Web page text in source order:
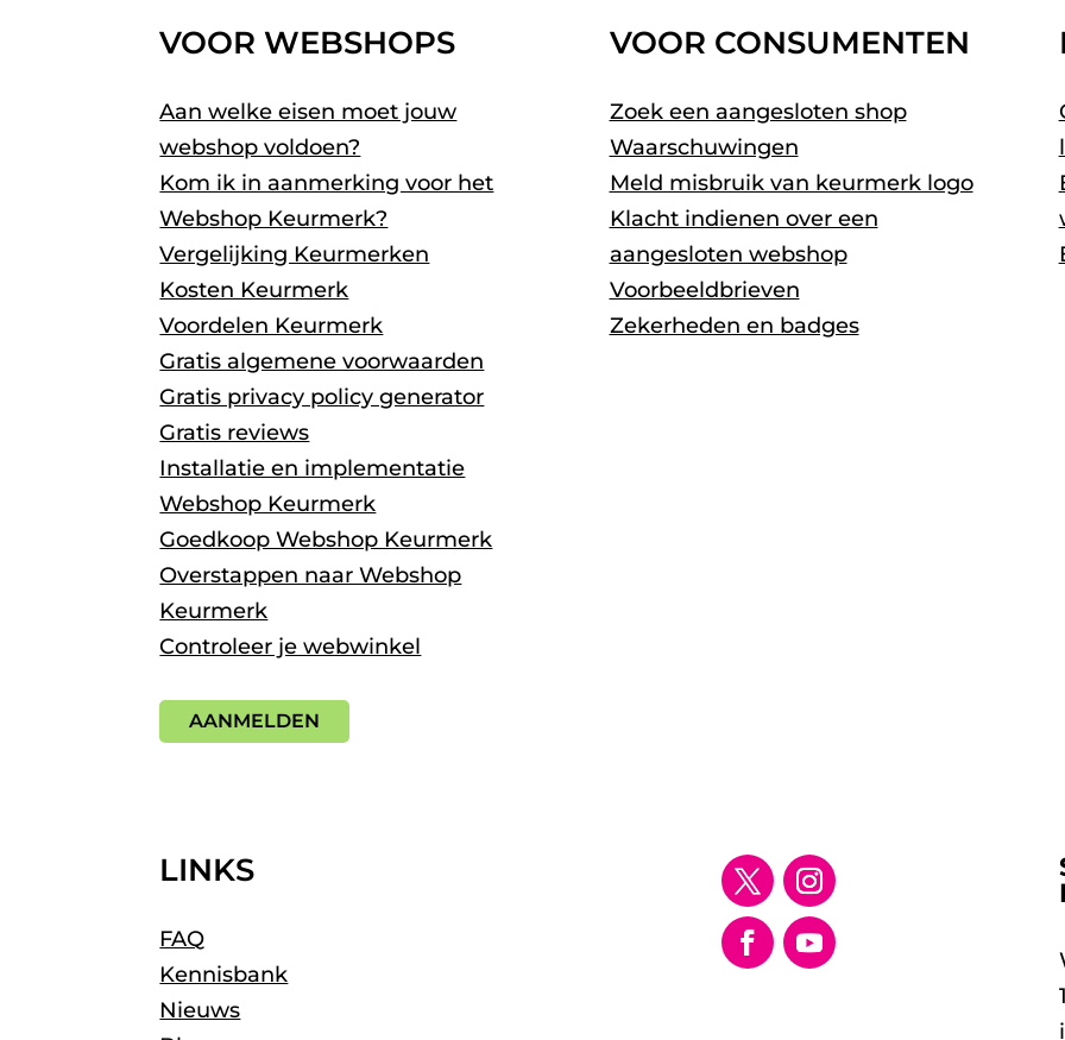
VOOR WEBSHOPS
Aan welke eisen moet jouw
webshop voldoen?
Kom ik in aanmerking voor het
Webshop Keurmerk?
Vergelijking Keurmerken
Kosten Keurmerk
Voordelen Keurmerk
Gratis algemene voorwaarden
Gratis privacy policy generator
Gratis reviews
Installatie en implementatie
Webshop Keurmerk
Goedkoop Webshop Keurmerk
Overstappen naar Webshop
Keurmerk
Controleer je webwinkel
AANMELDEN
VOOR CONSUMENTEN
Zoek een aangesloten shop
Waarschuwingen
Meld misbruik van keurmerk logo
Klacht indienen over een
aangesloten webshop
Voorbeeldbrieven
Zekerheden en badges
LINKS
FAQ
Kennisbank
Nieuws